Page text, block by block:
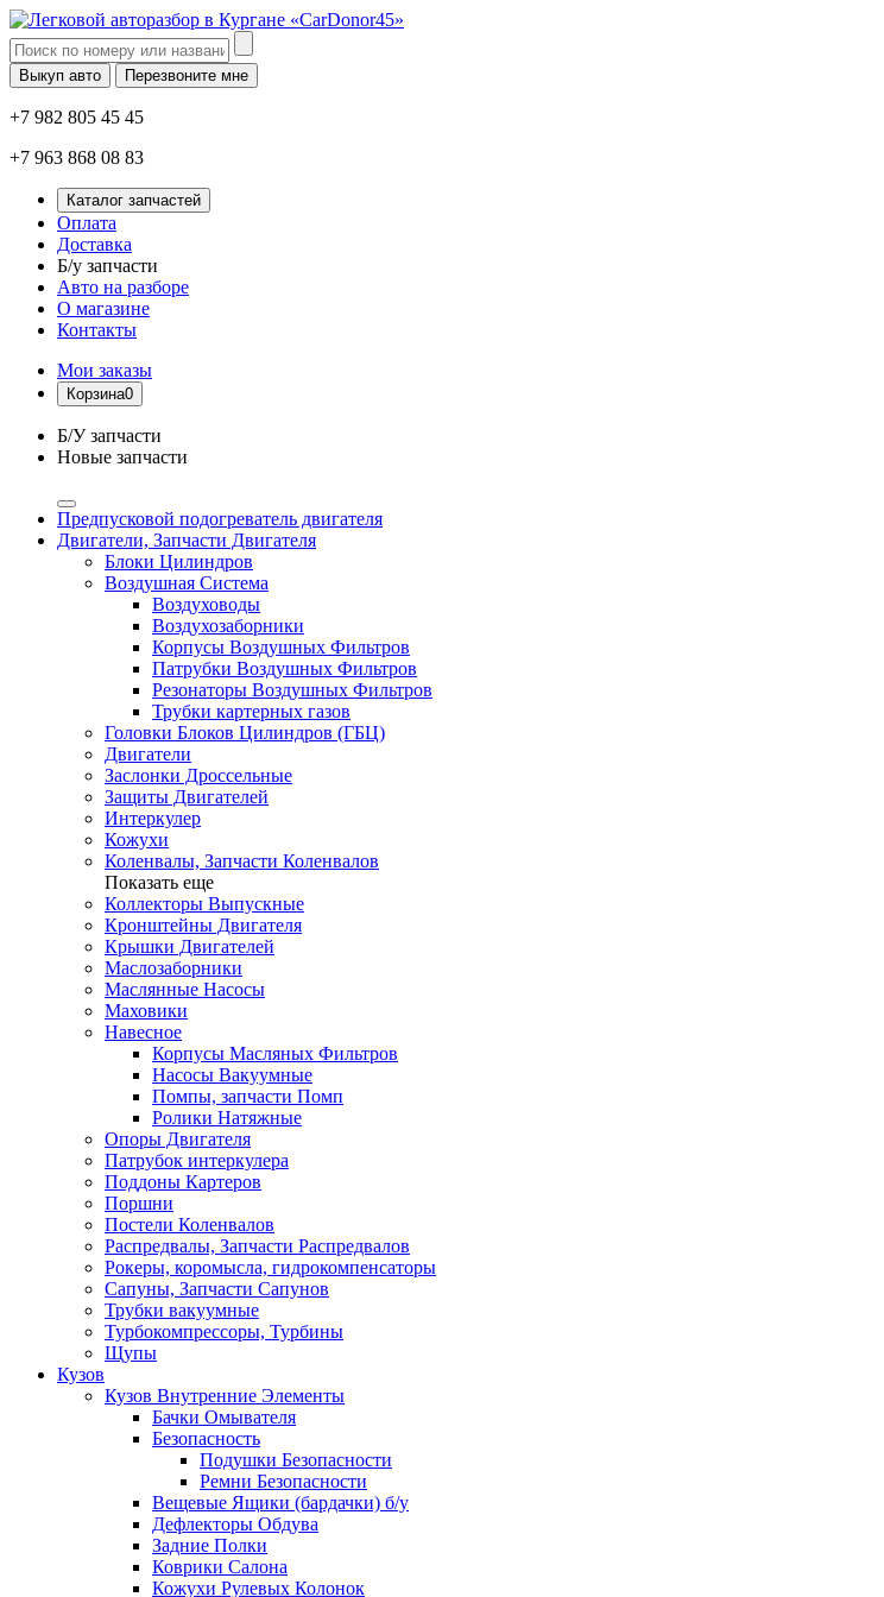
Выкуп авто Перезвоните мне
+7 982 805 45 45
+7 963 868 08 83
Каталог запчастей
Оплата
Доставка
Б/у запчасти
Авто на разборе
О магазине
Контакты
Мои заказы
Корзина0
Б/У запчасти
Новые запчасти
Предпусковой подогреватель двигателя
Двигатели, Запчасти Двигателя
Блоки Цилиндров
Воздушная Система
Воздуховоды
Воздухозаборники
Корпусы Воздушных Фильтров
Патрубки Воздушных Фильтров
Резонаторы Воздушных Фильтров
Трубки картерных газов
Головки Блоков Цилиндров (ГБЦ)
Двигатели
Заслонки Дроссельные
Защиты Двигателей
Интеркулер
Кожухи
Коленвалы, Запчасти Коленвалов
Показать еще
Коллекторы Выпускные
Кронштейны Двигателя
Крышки Двигателей
Маслозаборники
Маслянные Насосы
Маховики
Навесное
Корпусы Масляных Фильтров
Насосы Вакуумные
Помпы, запчасти Помп
Ролики Натяжные
Опоры Двигателя
Патрубок интеркулера
Поддоны Картеров
Поршни
Постели Коленвалов
Распредвалы, Запчасти Распредвалов
Рокеры, коромысла, гидрокомпенсаторы
Сапуны, Запчасти Сапунов
Трубки вакуумные
Турбокомпрессоры, Турбины
Щупы
Кузов
Кузов Внутренние Элементы
Бачки Омывателя
Безопасность
Подушки Безопасности
Ремни Безопасности
Вещевые Ящики (бардачки) б/у
Дефлекторы Обдува
Задние Полки
Коврики Салона
Кожухи Рулевых Колонок